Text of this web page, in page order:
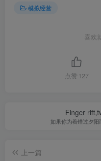
模拟经营
喜欢
点赞 127
Finger
如果你为着错过夕
上一篇